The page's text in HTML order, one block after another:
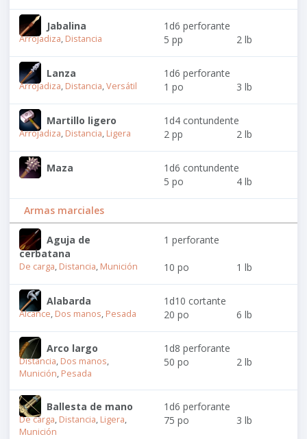
Jabalina 1d6 perforante
Arrojadiza, Distancia 5 pp 2 lb
Lanza 1d6 perforante
Arrojadiza, Distancia,Versátil 1 po 3 lb
Martillo ligero 1d4 contundente
Arrojadiza, Distancia, Ligera 2 pp 2 lb
Maza
1d6 contundente
5 po
4 lb
Armas marciales
Aguja de
cerbatana
1 perforante
De carga, Distancia, Munición 10 po 1 lb
Alabarda 1d10 cortante
Alcance, Dos manos, Pesada 20 po 6 lb
Arco largo 1d8 perforante
Distancia, Dos manos,
Munición, Pesada
50 po 2 lb
Ballesta de mano 1d6 perforante
De carga, Distancia, Ligera,
Munición
75 po 3 lb